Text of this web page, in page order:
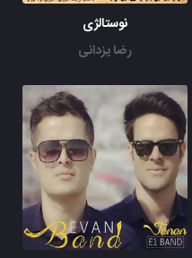
نوستالژی
رضا یزدانی